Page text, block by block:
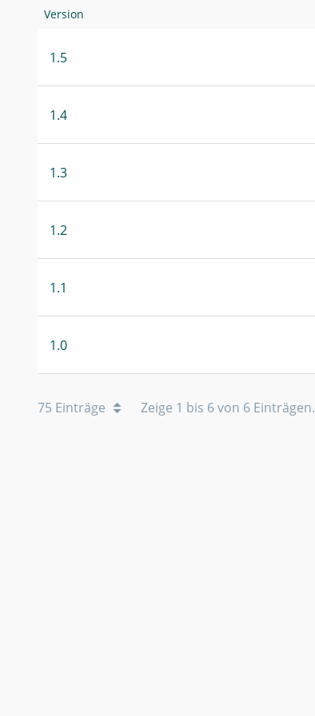
Version
1.5
1.4
1.3
1.2
1.1
1.0
75 Einträge Zeige 1 bis 6 von 6 Einträgen.